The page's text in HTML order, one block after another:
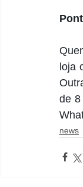
loja
de 8
news